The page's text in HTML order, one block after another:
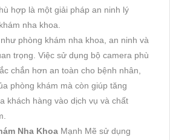
hợp là một giải pháp an ninh lý
nha khoa.
phòng khám nha khoa, an ninh và
trọng. Việc sử dụng bộ camera phù
chắn hơn an toàn cho bệnh nhân,
phòng khám mà còn giúp tăng
khách hàng vào dịch vụ và chất
Nha Khoa Mạnh Mẽ sử dụng